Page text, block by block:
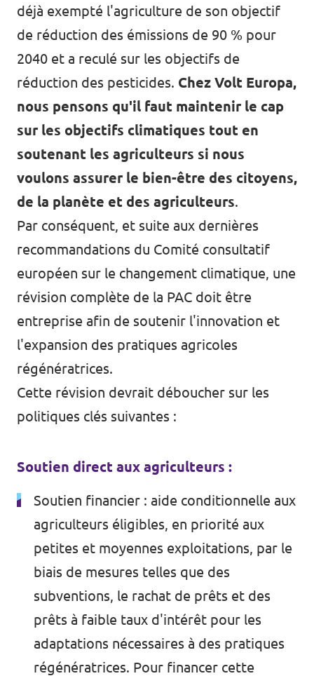
déjà exempté l'agriculture de son objectif
de réduction des émissions de 90 % pour
2040 et a reculé sur les objectifs de
réduction des pesticides. Chez Volt Europa,
nous pensons qu'il faut maintenir le cap
sur les objectifs climatiques tout en
soutenant les agriculteurs si nous
voulons assurer le bien-être des citoyens,
de la planète et des agriculteurs.
Par conséquent, et suite aux dernières
recommandations du Comité consultatif
européen sur le changement climatique, une
révision complète de la PAC doit être
entreprise afin de soutenir l'innovation et
l'expansion des pratiques agricoles
régénératrices.
Cette révision devrait déboucher sur les
politiques clés suivantes :
Soutien direct aux agriculteurs :
Soutien financier : aide conditionnelle aux
agriculteurs éligibles, en priorité aux
petites et moyennes exploitations, par le
biais de mesures telles que des
subventions, le rachat de prêts et des
prêts à faible taux d'intérêt pour les
adaptations nécessaires à des pratiques
régénératrices. Pour financer cette